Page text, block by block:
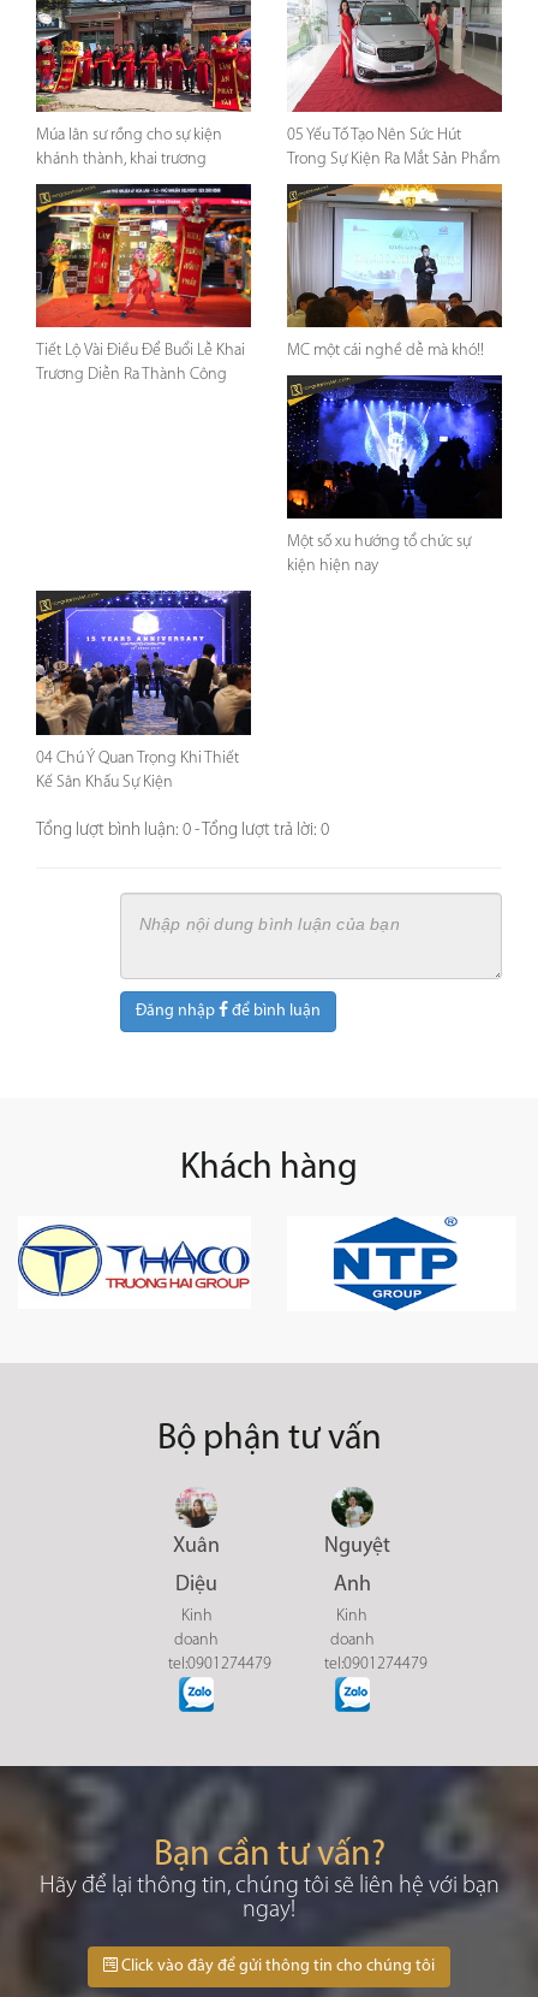
Múa lân sư rồng cho sự kiện
khánh thành, khai trương
05 Yếu Tố Tạo Nên Sức Hút
Trong Sự Kiện Ra Mắt Sản Phẩm
Tiết Lộ Vài Điều Để Buổi Lễ Khai
Trương Diễn Ra Thành Công
MC một cái nghề dễ mà khó!!
Một số xu hướng tổ chức sự
kiện hiện nay
04 Chú Ý Quan Trọng Khi Thiết
Kế Sân Khấu Sự Kiện
Tổng lượt bình luận: 0 - Tổng lượt trả lời: 0
Đăng nhập để bình luận
Khách hàng
Bộ phận tư vấn
Xuân
Diệu
Kinh
doanh
tel:0901274479
Nguyệt
Anh
Kinh
doanh
tel:0901274479
Bạn cần tư vấn?
Hãy để lại thông tin, chúng tôi sẽ liên hệ với bạn
ngay!
Click vào đây để gửi thông tin cho chúng tôi